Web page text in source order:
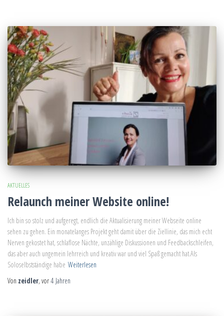
AKTUELLES
Relaunch meiner Website online!
Ich bin so stolz und aufgeregt, endlich die Aktualisierung meiner Webseite online
sehen zu gehen. Ein monatelanges Projekt geht damit über die Ziellinie, das mich echt
Nerven gekostet hat, schlaflose Nächte, unzählige Diskussionen und Feedbackschleifen,
das aber auch ungemein lehrreich und kreativ war und viel Spaß gemacht hat.Als
Soloselbstständige habe Weiterlesen
Von zeidler, vor4 Jahren